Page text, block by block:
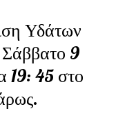
Υδάτων
9
19: 45 στο